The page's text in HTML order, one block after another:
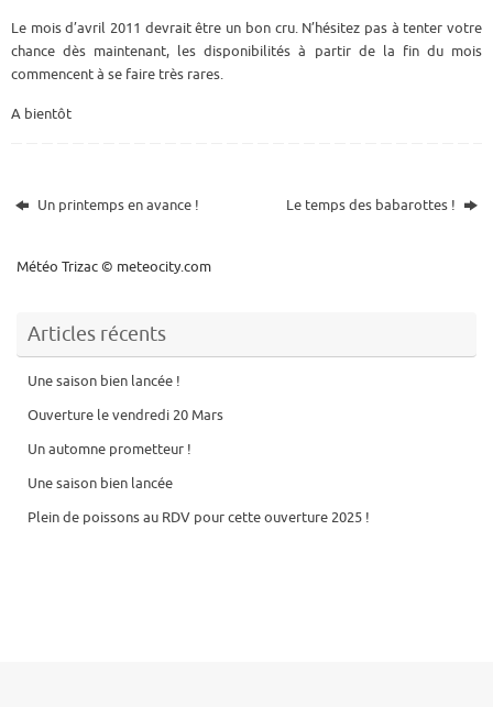
Le mois d’avril 2011 devrait être un bon cru. N’hésitez pas à tenter votre
chance dès maintenant, les disponibilités à partir de la fin du mois
commencent à se faire très rares.
A bientôt
Un printemps en avance ! Le temps des babarottes !
Météo Trizac© meteocity.com
Articles récents
Une saison bien lancée !
Ouverture le vendredi 20 Mars
Un automne prometteur !
Une saison bien lancée
Plein de poissons au RDV pour cette ouverture 2025 !